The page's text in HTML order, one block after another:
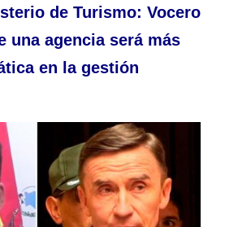
de Turismo: Vocero
una agencia será más
en la gestión